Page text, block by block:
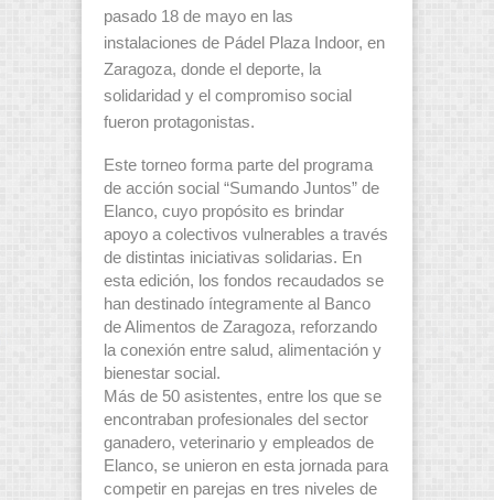
pasado 18 de mayo en las
instalaciones de Pádel Plaza Indoor, en
Zaragoza, donde el deporte, la
solidaridad y el compromiso social
fueron protagonistas.
Este torneo forma parte del programa
de acción social “Sumando Juntos” de
Elanco, cuyo propósito es brindar
apoyo a colectivos vulnerables a través
de distintas iniciativas solidarias. En
esta edición, los fondos recaudados se
han destinado íntegramente al Banco
de Alimentos de Zaragoza, reforzando
la conexión entre salud, alimentación y
bienestar social.
Más de 50 asistentes, entre los que se
encontraban profesionales del sector
ganadero, veterinario y empleados de
Elanco, se unieron en esta jornada para
competir en parejas en tres niveles de